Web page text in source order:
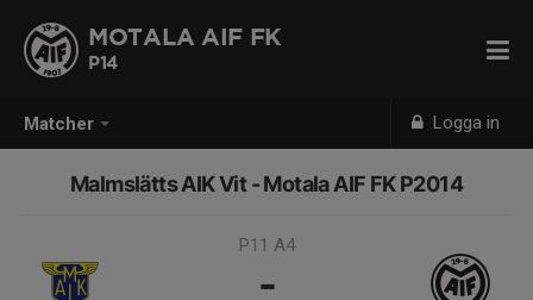
Matcher Logga in
MOTALA AIF FK
P14
Malmslätts AIK Vit - Motala AIF FK P2014
P11 A4
-